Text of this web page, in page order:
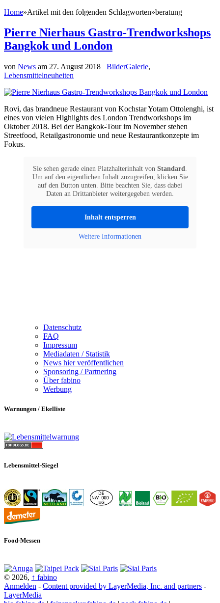
Home»Artikel mit den folgenden Schlagworten»beratung
Pierre Nierhaus Gastro-Trendworkshops
Bangkok und London
von News am 27. August 2018 BilderGalerie,
Lebensmittelneuheiten
Rovi, das brandneue Restaurant von Kochstar Yotam Ottolenghi, ist
eines von vielen Highlights des London Trendworkshops im
Oktober 2018. Bei der Bangkok-Tour im November stehen
Streetfood, Retailgastronomie und neue Restaurantkonzepte im
Fokus.
Sie sehen gerade einen Platzhalterinhalt von Standard.
Um auf den eigentlichen Inhalt zuzugreifen, klicken Sie
auf den Button unten. Bitte beachten Sie, dass dabei
Daten an Drittanbieter weitergegeben werden.
Inhalt entsperren
Weitere Informationen
Datenschutz
FAQ
Impressum
Mediadaten / Statistik
News hier veröffentlichen
Sponsoring / Partnering
Über fabino
Werbung
Warnungen / Ekelliste
Lebensmittel-Siegel
Food-Messen
© 2026, ↑ fabino
Anmelden - Content provided by LayerMedia, Inc. and partners -
LayerMedia